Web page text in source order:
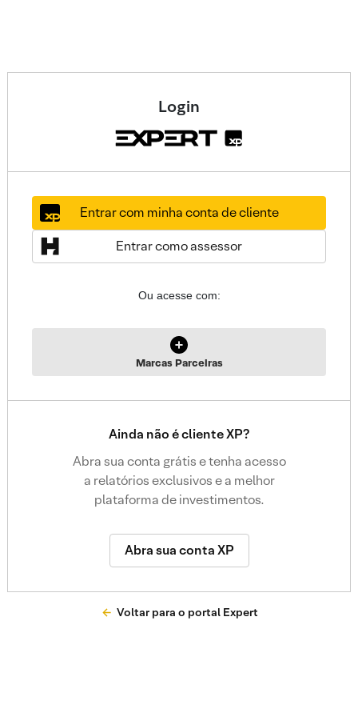
Login
Entrar com minha conta de cliente
Entrar como assessor
Ou acesse com:
Marcas Parceiras
Ainda não é cliente XP?
Abra sua conta grátis e tenha acesso
a relatórios exclusivos e a melhor
plataforma de investimentos.
Abra sua conta XP
Voltar para o portal Expert